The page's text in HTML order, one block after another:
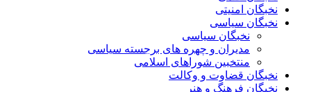
نخبگان امنیتی
نخبگان سیاسی
نخبگان سیاسی
مدیران و چهره های برجسته سیاسی
منتخبین شوراهای اسلامی
نخبگان قضاوت و وکالت
نخبگان فرهنگ و هنر